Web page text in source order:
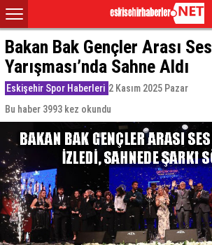
Bakan Bak Gençler Arası Ses
Yarışması’nda Sahne Aldı
Eskişehir Spor Haberleri 2 Kasım 2025 Pazar
Bu haber 3993 kez okundu